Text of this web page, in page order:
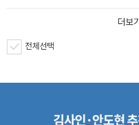
더보기
전체선택